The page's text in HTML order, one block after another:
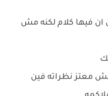
ان فيها كلام لكنه مش
معتز نظراته فين